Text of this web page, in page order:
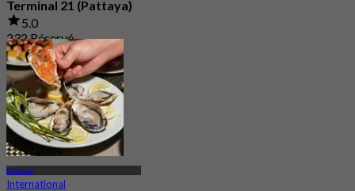
Terminal 21 (Pattaya)
5.0
232 Réservé
De฿ 622.5
Pattaya
International